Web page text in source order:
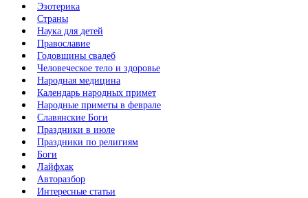
Эзотерика
Страны
Наука для детей
Православие
Годовщины свадеб
Человеческое тело и здоровье
Народная медицина
Календарь народных примет
Народные приметы в феврале
Славянские Боги
Праздники в июле
Праздники по религиям
Боги
Лайфхак
Авторазбор
Интересные статьи